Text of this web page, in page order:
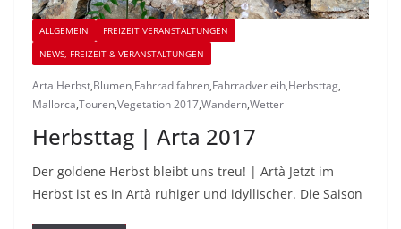
ALLGEMEIN
FREIZEIT VERANSTALTUNGEN
NEWS, FREIZEIT & VERANSTALTUNGEN
Arta Herbst,Blumen,Fahrrad fahren,Fahrradverleih,Herbsttag,
Mallorca,Touren,Vegetation 2017,Wandern,Wetter
Herbsttag | Arta 2017
Der goldene Herbst bleibt uns treu! | Artà Jetzt im
Herbst ist es in Artà ruhiger und idyllischer. Die Saison